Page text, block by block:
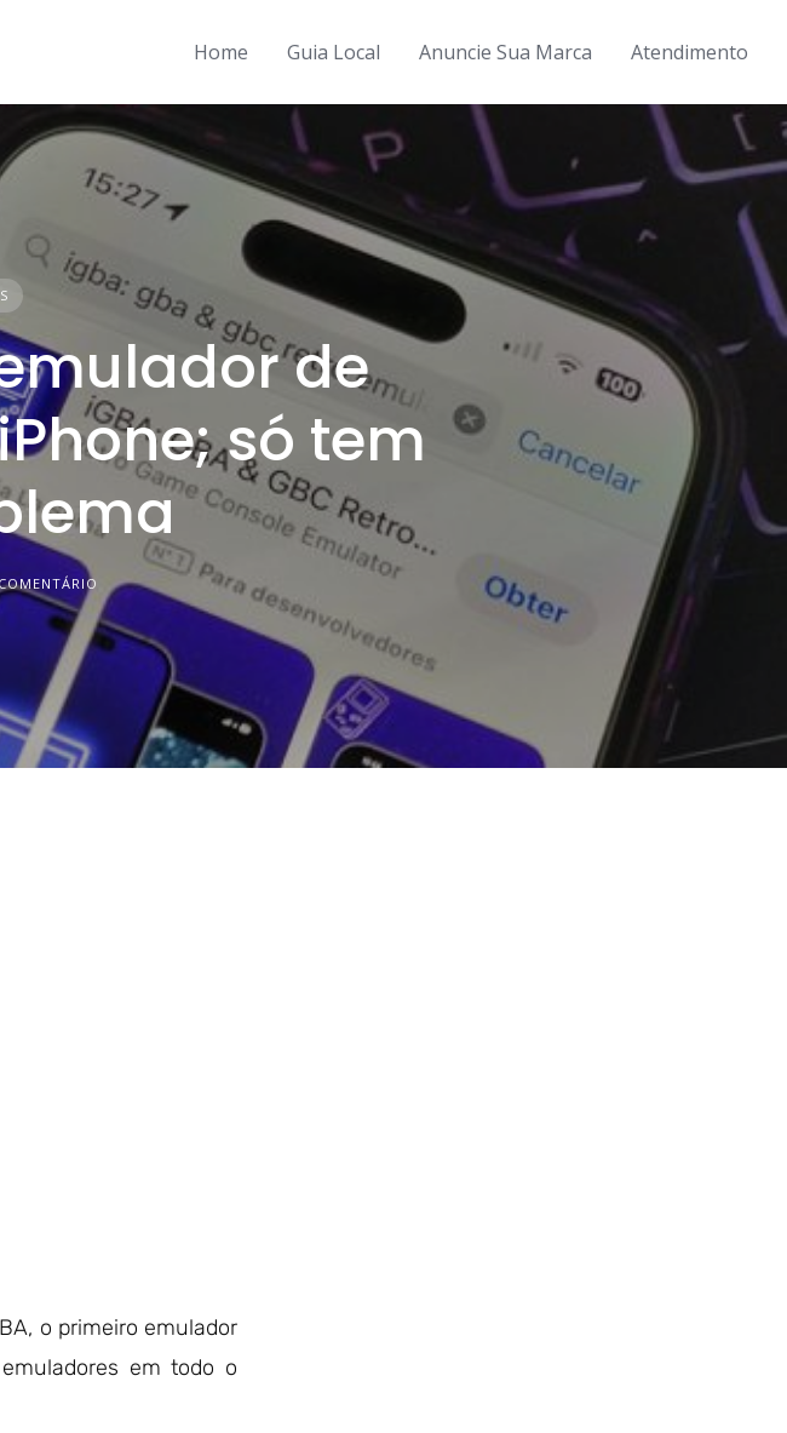
Home Guia Local Anuncie Sua Marca Atendimento
de
só tem
o primeiro emulador
em todo o